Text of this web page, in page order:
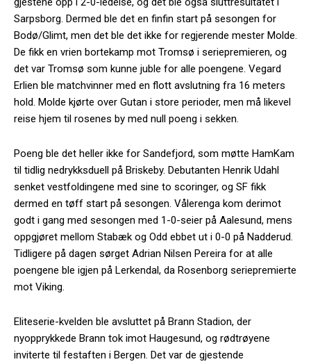
Sarpsborg. Dermed ble det en finfin start på sesongen for
Bodø/Glimt, men det ble det ikke for regjerende mester Molde.
De fikk en vrien bortekamp mot Tromsø i seriepremieren, og
det var Tromsø som kunne juble for alle poengene. Vegard
Erlien ble matchvinner med en flott avslutning fra 16 meters
hold. Molde kjørte over Gutan i store perioder, men må likevel
reise hjem til rosenes by med null poeng i sekken.
Poeng ble det heller ikke for Sandefjord, som møtte HamKam
til tidlig nedrykksduell på Briskeby. Debutanten Henrik Udahl
senket vestfoldingene med sine to scoringer, og SF fikk
dermed en tøff start på sesongen. Vålerenga kom derimot
godt i gang med sesongen med 1-0-seier på Aalesund, mens
oppgjøret mellom Stabæk og Odd ebbet ut i 0-0 på Nadderud.
Tidligere på dagen sørget Adrian Nilsen Pereira for at alle
poengene ble igjen på Lerkendal, da Rosenborg seriepremierte
mot Viking.
Eliteserie-kvelden ble avsluttet på Brann Stadion, der
nyopprykkede Brann tok imot Haugesund, og rødtrøyene
inviterte til festaften i Bergen. Det var de gjestende